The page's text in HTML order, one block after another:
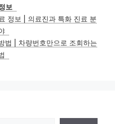
보
정보 | 의료진과 특화 진료 분
법 | 차량번호만으로 조회하는